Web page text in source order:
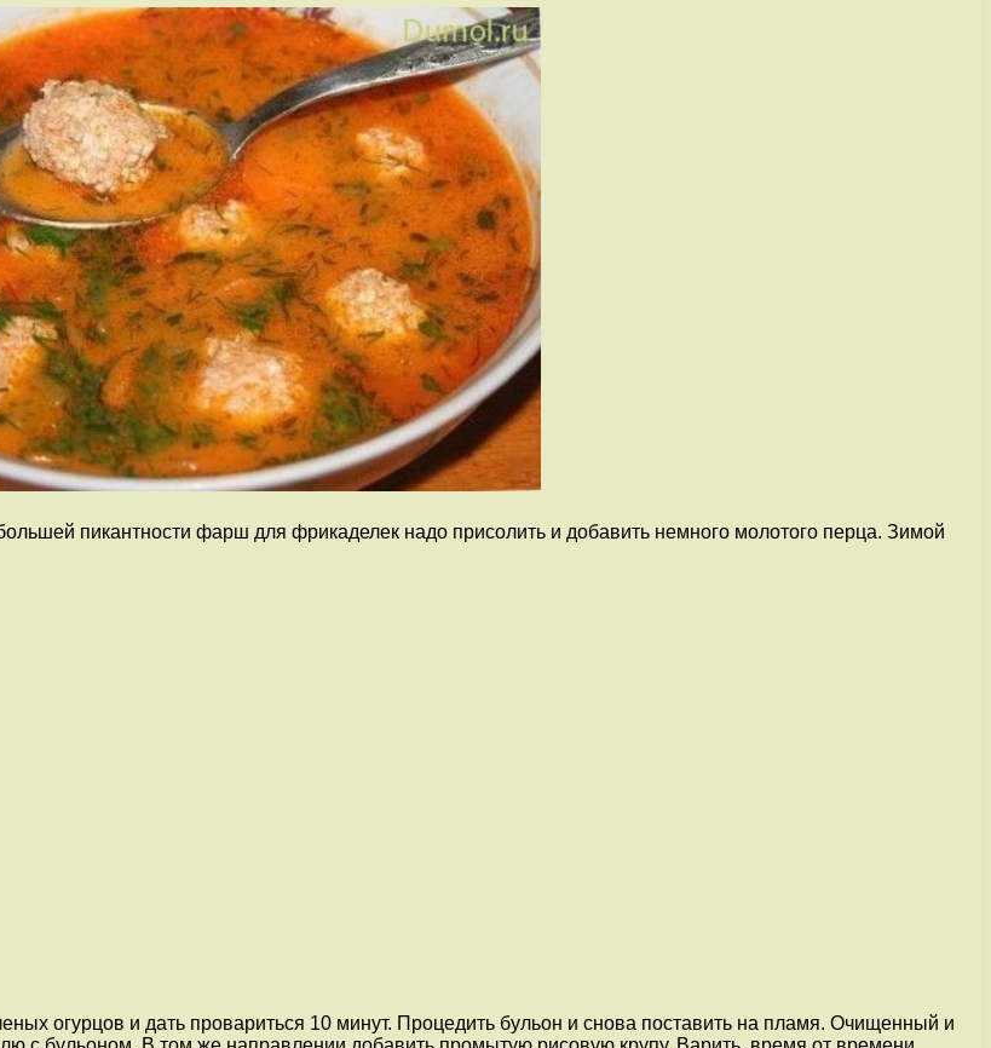
пикантности фарш для фрикаделек надо присолить и добавить немного молотого перца. Зимой
огурцов и дать провариться 10 минут. Процедить бульон и снова поставить на пламя. Очищенный и